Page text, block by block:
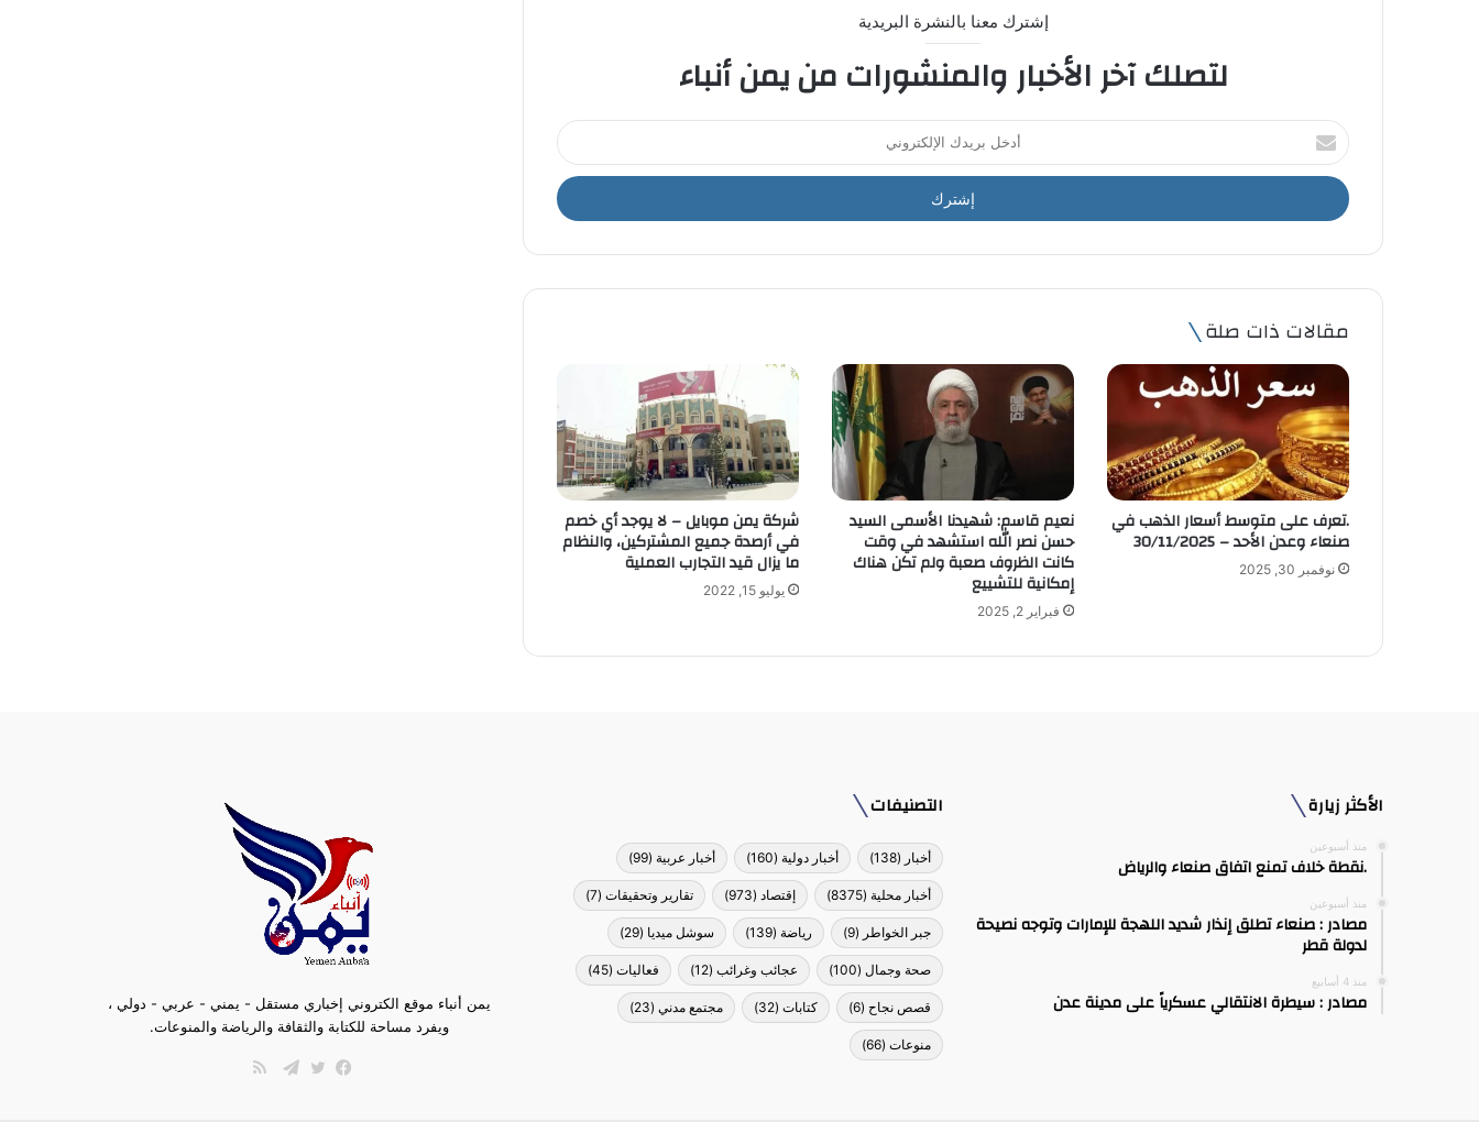
إشترك معنا بالنشرة البريدية
لتصلك آخر الأخبار والمنشورات من يمن أنباء
أ
د
خ
ل
د
ا
إ
ل
ك
ت
ر
و
ن
ي
مقالات ذات صلة
.تعرف على متوسط أسعار الذهب في
صنعاء وعدن الأحد – 30/11/2025
نوفمبر 30, 2025
نعيم قاسم: شهيدنا الأسمى السيد
حسن نصر الله استشهد في وقت
كانت الظروف صعبة ولم تكن هناك
إمكانية للتشييع
فبراير 2, 2025
شركة يمن موبايل – لا يوجد أي خصم
في أرصدة جميع المشتركين، والنظام
ما يزال قيد التجارب العملية
يوليو 15, 2022
الأكثر زيارة
منذ أسبوعين
.نقطة خلاف تمنع اتفاق صنعاء والرياض
منذ أسبوعين
مصادر : صنعاء تطلق إنذار شديد اللهجة للإمارات وتوجه نصيحة
لدولة قطر
منذ 4 أسابيع
مصادر : سيطرة الانتقالي عسكرياً على مدينة عدن
التصنيفات
أخبار (138) أخبار دولية(160) أخبار عربية(99)
أخبار محلية(8375) إقتصاد(973) تقارير وتحقيقات(7)
جبر الخواطر (9) رياضة(139) سوشل ميديا (29)
صحة وجمال(100) عجائب وغرائب(12) فعاليات(45)
قصص نجاح (6) كتابات(32) مجتمع مدني(23)
منوعات(66)
يمن أنباء موقع الكتروني إخباري مستقل - يمني - عربي - دولي ،
ويفرد مساحة للكتابة والثقافة والرياضة والمنوعات.
ملخص